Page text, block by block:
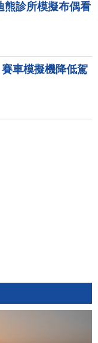
熊診所模擬布偶看
車模擬機降低駕